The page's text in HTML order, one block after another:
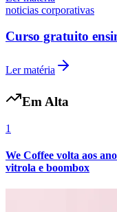
noticias corporativas
Curso gratuito
Ler matéria
Em Alta
1
We Coffee volta aos
vitrola e boombox